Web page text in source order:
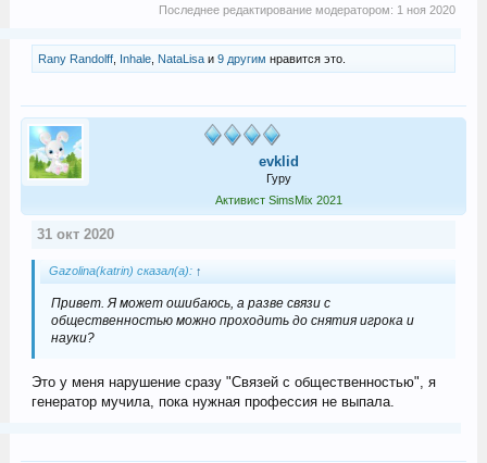
Последнее редактирование модератором: 1 ноя 2020
Rany Randolff, Inhale, NataLisaи 9 другим нравится это.
evklid
Гуру
Активист SimsMix 2021
31 окт 2020
Gazolina(katrin) сказал(а): ↑
Привет. Я может ошибаюсь, а разве связи с
общественностью можно проходить до снятия игрока и
науки?
Это у меня нарушение сразу "Связей с общественностью", я
генератор мучила, пока нужная профессия не выпала.